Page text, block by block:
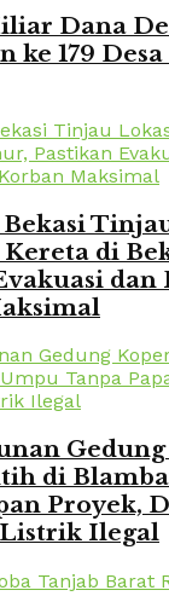
Dana
ke 179
di
dan
di
Proyek,
Ilegal